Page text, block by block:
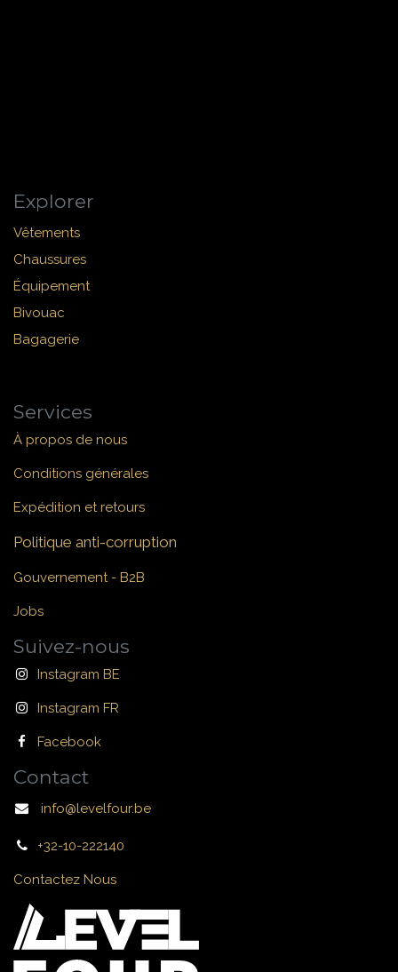
Explorer
Vêtements
Chaussures
Équipement
Bivouac
Bagagerie
Services
À propos de nous
Conditions générales
Expédition et retours
Politique anti-corruption
Gouvernement - B2B
Jobs
Suivez-nous
Instagram BE
Instagram FR
Facebook
Contact
info@levelfour.be
+32-10-222140
Contactez Nous